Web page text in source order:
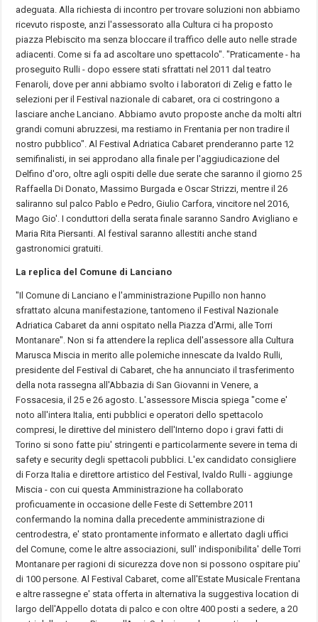
adeguata. Alla richiesta di incontro per trovare soluzioni non abbiamo
ricevuto risposte, anzi l'assessorato alla Cultura ci ha proposto
piazza Plebiscito ma senza bloccare il traffico delle auto nelle strade
adiacenti. Come si fa ad ascoltare uno spettacolo". "Praticamente - ha
proseguito Rulli - dopo essere stati sfrattati nel 2011 dal teatro
Fenaroli, dove per anni abbiamo svolto i laboratori di Zelig e fatto le
selezioni per il Festival nazionale di cabaret, ora ci costringono a
lasciare anche Lanciano. Abbiamo avuto proposte anche da molti altri
grandi comuni abruzzesi, ma restiamo in Frentania per non tradire il
nostro pubblico". Al Festival Adriatica Cabaret prenderanno parte 12
semifinalisti, in sei approdano alla finale per l'aggiudicazione del
Delfino d'oro, oltre agli ospiti delle due serate che saranno il giorno 25
Raffaella Di Donato, Massimo Burgada e Oscar Strizzi, mentre il 26
saliranno sul palco Pablo e Pedro, Giulio Carfora, vincitore nel 2016,
Mago Gio'. I conduttori della serata finale saranno Sandro Avigliano e
Maria Rita Piersanti. Al festival saranno allestiti anche stand
gastronomici gratuiti.
La replica del Comune di Lanciano
"Il Comune di Lanciano e l'amministrazione Pupillo non hanno
sfrattato alcuna manifestazione, tantomeno il Festival Nazionale
Adriatica Cabaret da anni ospitato nella Piazza d'Armi, alle Torri
Montanare". Non si fa attendere la replica dell'assessore alla Cultura
Marusca Miscia in merito alle polemiche innescate da Ivaldo Rulli,
presidente del Festival di Cabaret, che ha annunciato il trasferimento
della nota rassegna all'Abbazia di San Giovanni in Venere, a
Fossacesia, il 25 e 26 agosto. L'assessore Miscia spiega "come e'
noto all'intera Italia, enti pubblici e operatori dello spettacolo
compresi, le direttive del ministero dell'Interno dopo i gravi fatti di
Torino si sono fatte piu' stringenti e particolarmente severe in tema di
safety e security degli spettacoli pubblici. L'ex candidato consigliere
di Forza Italia e direttore artistico del Festival, Ivaldo Rulli - aggiunge
Miscia - con cui questa Amministrazione ha collaborato
proficuamente in occasione delle Feste di Settembre 2011
confermando la nomina dalla precedente amministrazione di
centrodestra, e' stato prontamente informato e allertato dagli uffici
del Comune, come le altre associazioni, sull' indisponibilita' delle Torri
Montanare per ragioni di sicurezza dove non si possono ospitare piu'
di 100 persone. Al Festival Cabaret, come all'Estate Musicale Frentana
e altre rassegne e' stata offerta in alternativa la suggestiva location di
largo dell'Appello dotata di palco e con oltre 400 posti a sedere, a 20